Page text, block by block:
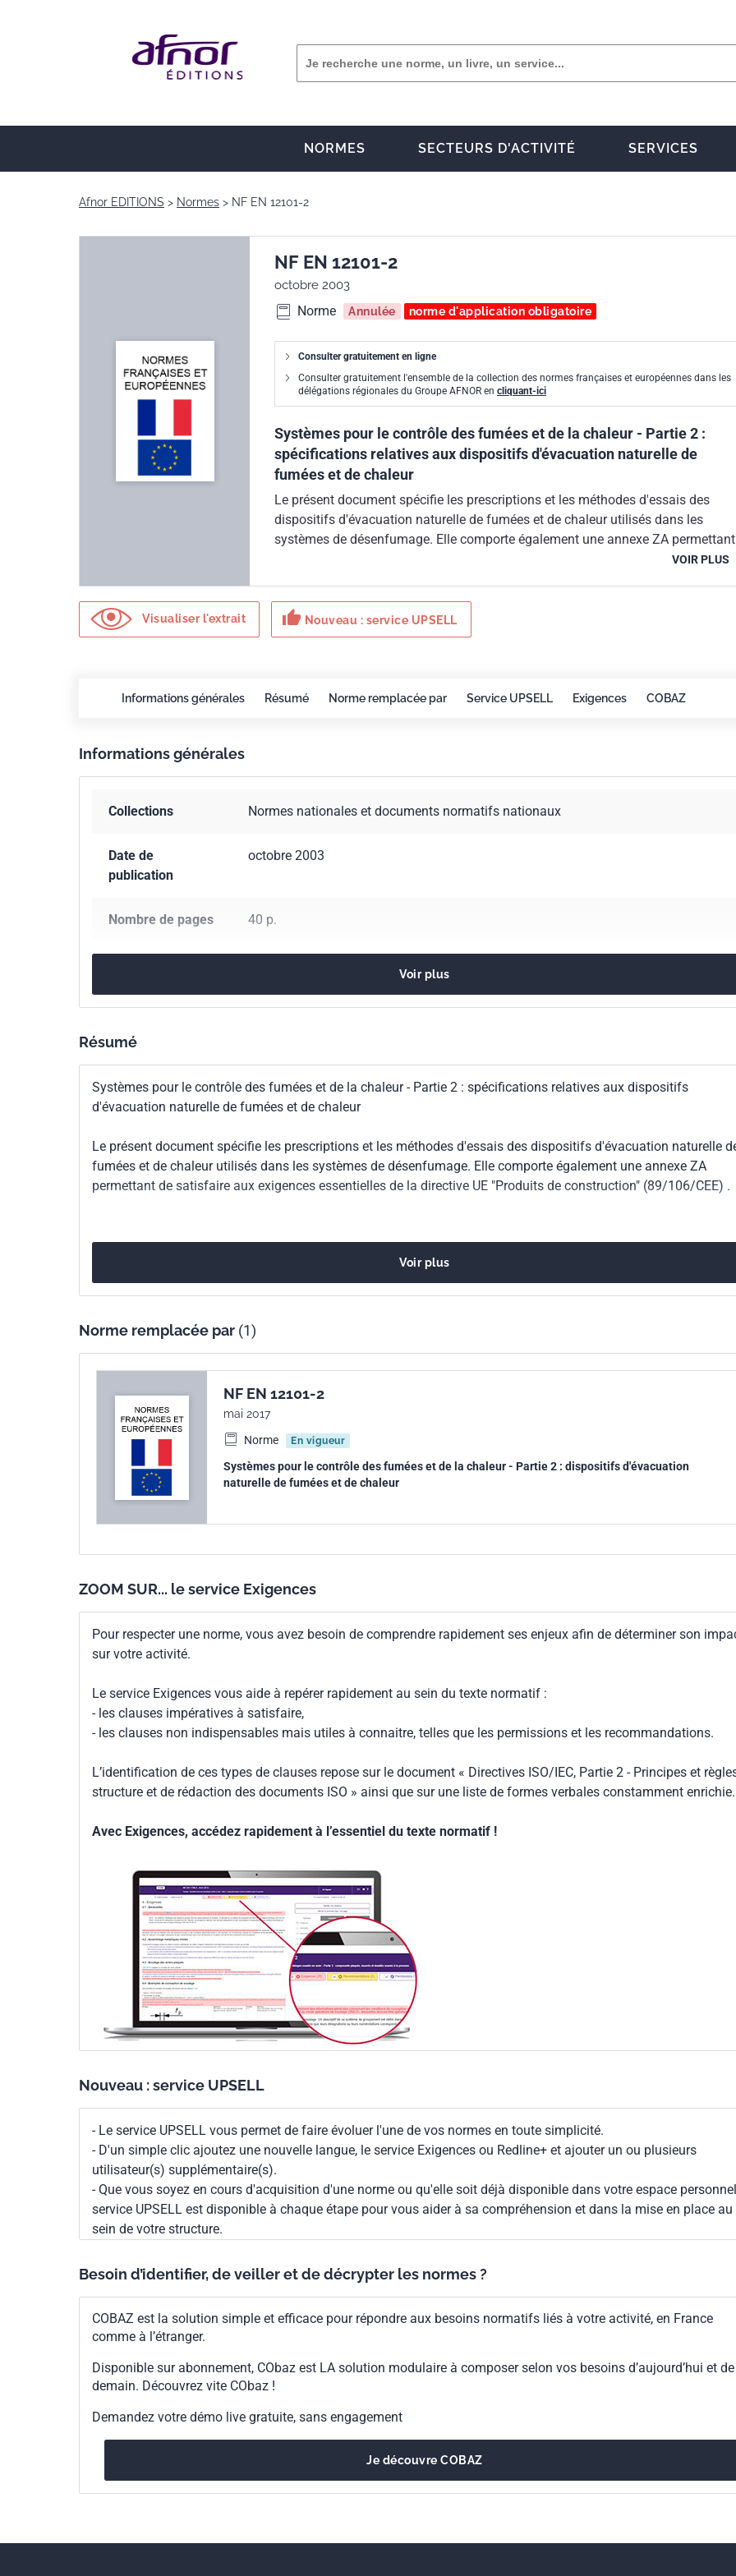
NORMES SECTEURS D'ACTIVITÉ SERVICES
Afnor EDITIONS Normes NF EN 12101-2
NF EN 12101-2
octobre 2003
Norme Annulée norme d'application obligatoire
Consulter gratuitement en ligne
Consulter gratuitement l'ensemble de la collection des normes françaises et européennes dans les
délégations régionales du Groupe AFNOR en cliquant-ici
Systèmes pour le contrôle des fumées et de la chaleur - Partie 2 :
spécifications relatives aux dispositifs d'évacuation naturelle de
fumées et de chaleur
Le présent document spécifie les prescriptions et les méthodes d'essais des
dispositifs d'évacuation naturelle de fumées et de chaleur utilisés dans les
systèmes de désenfumage. Elle comporte également une annexe ZA permettant
de satisfaire aux exigences essentielles de la directive UE "Produits deVOIR PLUS
Visualiser l'extrait thumb_up Nouveau : service UPSELL
Informations générales Résumé Norme remplacée par Service UPSELL Exigences COBAZ
Informations générales
Collections Normes nationales et documents normatifs nationaux
Date de
publication
octobre 2003
Nombre de pages 40 p.
Codes ICS 13.220.20Protection contre l'incendie
Parenté
européenne
EN 12101-2:2003
Voir plus
Résumé
Systèmes pour le contrôle des fumées et de la chaleur - Partie 2 : spécifications relatives aux dispositifs
d'évacuation naturelle de fumées et de chaleur
Le présent document spécifie les prescriptions et les méthodes d'essais des dispositifs d'évacuation naturelle
fumées et de chaleur utilisés dans les systèmes de désenfumage. Elle comporte également une annexe ZA
permettant de satisfaire aux exigences essentielles de la directive UE "Produits de construction" (89/106/CEE) .
Voir plus
Norme remplacée par (1)
NF EN 12101-2
mai 2017
Norme
En vigueur
Systèmes pour le contrôle des fumées et de la chaleur - Partie 2 : dispositifs d'évacuation
naturelle de fumées et de chaleur
ZOOM SUR... le service Exigences
Pour respecter une norme, vous avez besoin de comprendre rapidement ses enjeux afin de déterminer son
sur votre activité.
Le service Exigences vous aide à repérer rapidement au sein du texte normatif :
- les clauses impératives à satisfaire,
- les clauses non indispensables mais utiles à connaitre, telles que les permissions et les recommandations.
L’identification de ces types de clauses repose sur le document « Directives ISO/IEC, Partie 2 - Principes et
structure et de rédaction des documents ISO » ainsi que sur une liste de formes verbales constamment enrichie.
Avec Exigences, accédez rapidement à l’essentiel du texte normatif !
Nouveau : service UPSELL
- Le service UPSELL vous permet de faire évoluer l'une de vos normes en toute simplicité.
- D'un simple clic ajoutez une nouvelle langue, le service Exigences ou Redline+ et ajouter un ou plusieurs
utilisateur(s) supplémentaire(s).
- Que vous soyez en cours d'acquisition d'une norme ou qu'elle soit déjà disponible dans votre espace
service UPSELL est disponible à chaque étape pour vous aider à sa compréhension et dans la mise en place au
sein de votre structure.
Besoin d’identifier, de veiller et de décrypter les normes ?
COBAZ est la solution simple et efficace pour répondre aux besoins normatifs liés à votre activité, en France
comme à l’étranger.
Disponible sur abonnement, CObaz est LA solution modulaire à composer selon vos besoins d’aujourd’hui et de
demain. Découvrez vite CObaz !
Demandez votre démo live gratuite, sans engagement
Je découvre COBAZ